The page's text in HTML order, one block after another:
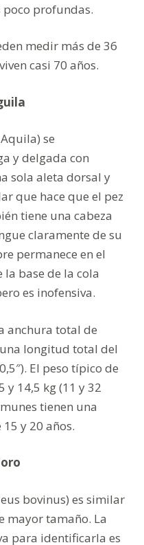
poco profundas.
medir más de 36
casi 70 años.
se
y delgada con
sola aleta dorsal y
que hace que el pez
tiene una cabeza
claramente de su
permanece en el
base de la cola
es inofensiva.
anchura total de
longitud total del
El peso típico de
y 14,5 kg (11 y 32
tienen una
y 20 años.
bovinus) es similar
mayor tamaño. La
para identificarla es